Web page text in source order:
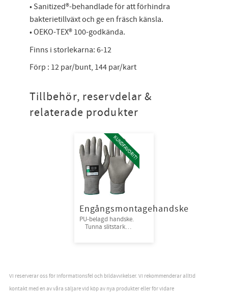
• Sanitized®-behandlade för att förhindra
bakterietillväxt och ge en fräsch känsla.
• OEKO-TEX® 100-godkända.
Finns i storlekarna: 6-12
Förp : 12 par/bunt, 144 par/kart
Tillbehör, reservdelar &
relaterade produkter
Engångsmontagehandske
PU-belagd handske.
Tunna slitstarka
egenskaper.
KUNDFAVORIT!
Vi reserverar oss för informationsfel och bildavvikelser. Vi rekommenderar alltid
kontakt med en av våra säljare vid köp av nya produkter eller för vidare